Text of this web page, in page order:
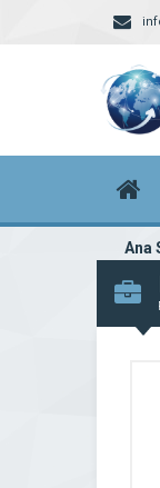
Ana
Firma